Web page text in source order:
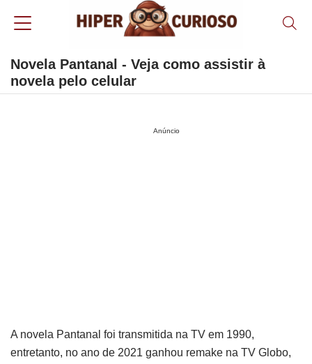
Novela Pantanal - Veja como assistir à
novela pelo celular
Anúncio
A novela Pantanal foi transmitida na TV em 1990,
entretanto, no ano de 2021 ganhou remake na TV Globo,